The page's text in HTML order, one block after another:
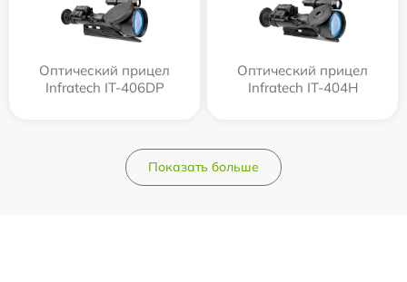
Оптический прицел
Infratech IT-406DP
Оптический прицел
Infratech IT-404H
Показать больше